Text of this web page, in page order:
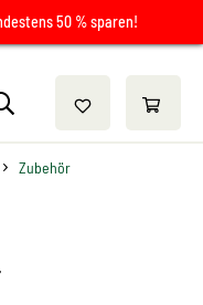
50 % sparen!
Zubehör